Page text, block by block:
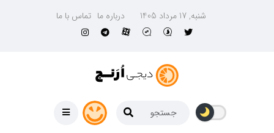
شنبه, 17 مرداد 1405 درباره ما تماس با ما